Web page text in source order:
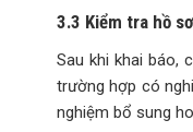
3.3 Kiểm tra hồ
Sau khi khai báo,
trường hợp có
nghiệm bổ sung